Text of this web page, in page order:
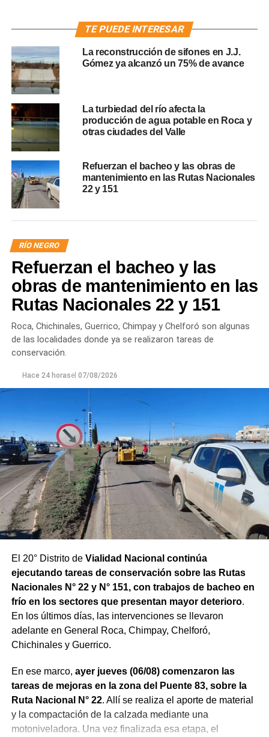
TE PUEDE INTERESAR
La reconstrucción de sifones en J.J.
Gómez ya alcanzó un 75% de avance
La turbiedad del río afecta la
producción de agua potable en Roca y
otras ciudades del Valle
Refuerzan el bacheo y las obras de
mantenimiento en las Rutas Nacionales
22 y 151
RÍO NEGRO
Refuerzan el bacheo y las
obras de mantenimiento en las
Rutas Nacionales 22 y 151
Roca, Chichinales, Guerrico, Chimpay y Chelforó son algunas
de las localidades donde ya se realizaron tareas de
conservación.
Hace 24 horasel 07/08/2026
El 20° Distrito de Vialidad Nacional continúa
ejecutando tareas de conservación sobre las Rutas
Nacionales N° 22 y N° 151, con trabajos de bacheo en
frío en los sectores que presentan mayor deterioro.
En los últimos días, las intervenciones se llevaron
adelante en General Roca, Chimpay, Chelforó,
Chichinales y Guerrico.
En ese marco, ayer jueves (06/08) comenzaron las
tareas de mejoras en la zona del Puente 83, sobre la
Ruta Nacional N° 22. Allí se realiza el aporte de material
y la compactación de la calzada mediante una
motoniveladora. Una vez finalizada esa etapa, el